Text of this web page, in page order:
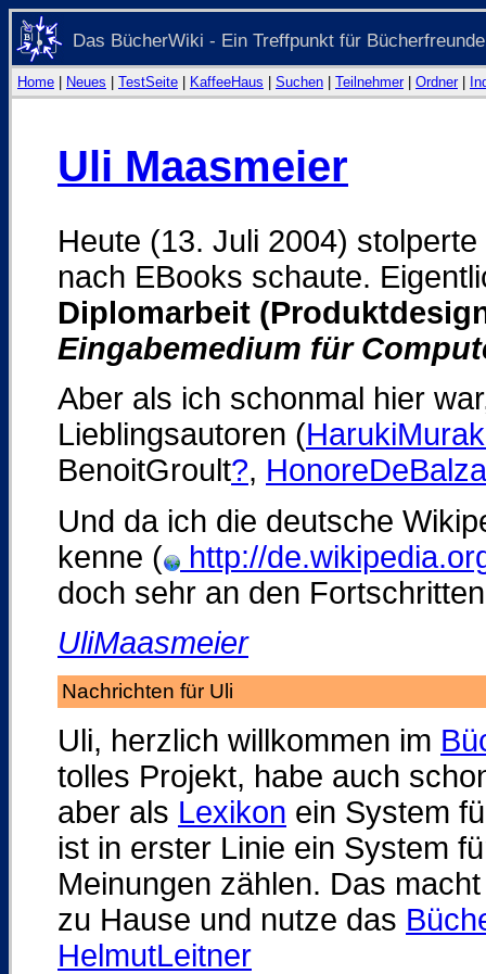
Das BücherWiki - Ein Treffpunkt für Bücherfreunde
Home Neues TestSeite KaffeeHaus Suchen Teilnehmer| Ordner|
Uli Maasmeier
Heute (13. Juli 2004)
nach EBooks schaute.
Diplomarbeit
Eingabemedium für
Aber als ich schonmal hier
Lieblingsautoren (
BenoitGroult?,
Und da ich die deutsche
kenne (
http://
doch sehr an den
UliMaasmeier
Nachrichten für Uli
Uli, herzlich willkommen im
tolles Projekt, habe auch
aber als Lexikon ein System
ist in erster Linie ein System
Meinungen zählen. Das
zu Hause und nutze das
HelmutLeitner